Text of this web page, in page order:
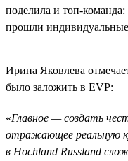
поделила и топ-
прошли
Ирина Яковлева
было заложить в EVP:
«Главное — создать
отражающее реальную
в Hochland Russland